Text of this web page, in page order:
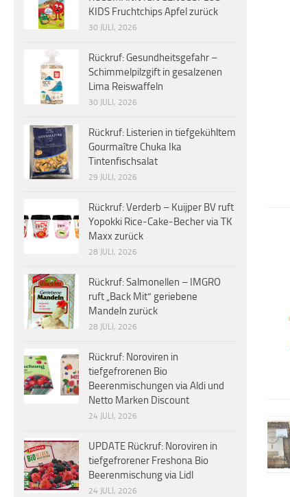
KIDS Fruchtchips Apfel zurück
30 JULI, 2026
Rückruf: Gesundheitsgefahr –
Schimmelpilzgift in gesalzenen
Lima Reiswaffeln
30 JULI, 2026
Rückruf: Listerien in tiefgekühltem
Gourmaître Chuka Ika
Tintenfischsalat
29 JULI, 2026
Rückruf: Verderb – Kuijper BV ruft
Yopokki Rice-Cake-Becher via TK
Maxx zurück
28 JULI, 2026
Rückruf: Salmonellen – IMGRO
ruft „Back Mit“ geriebene
Mandeln zurück
28 JULI, 2026
Rückruf: Noroviren in
tiefgefrorenen Bio
Beerenmischungen via Aldi und
Netto Marken Discount
24 JULI, 2026
UPDATE Rückruf: Noroviren in
tiefgefrorener Freshona Bio
Beerenmischung via Lidl
24 JULI, 2026